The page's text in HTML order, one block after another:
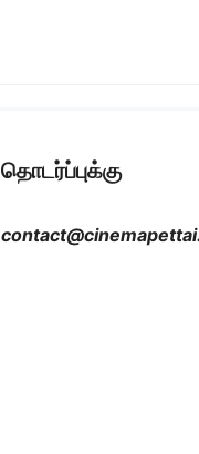
தொடர்ப்புக்கு